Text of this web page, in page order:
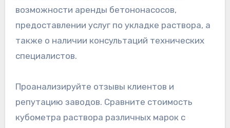
возможности аренды бетононасосов,
предоставлении услуг по укладке раствора, а
также о наличии консультаций технических
специалистов.
Проанализируйте отзывы клиентов и
репутацию заводов. Сравните стоимость
кубометра раствора различных марок с